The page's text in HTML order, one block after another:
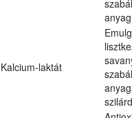
anyag
Kalcium-laktát